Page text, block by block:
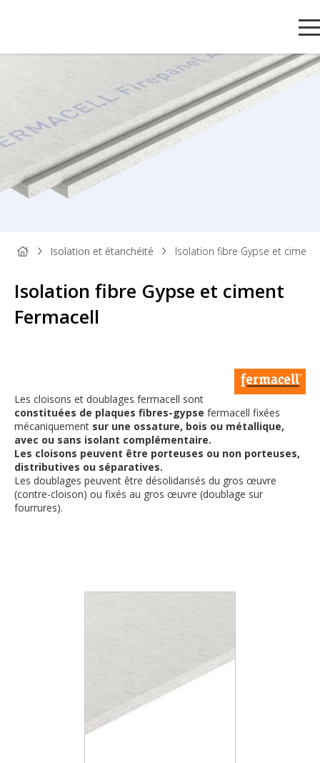
PANNEAU
BOIS
PANNEAU
DÉCORATIF
PARQUET
ET SOL
BOIS DE
MENUISERIE
Isolation et étanchéité Isolation fibre Gypse et ciment
Isolation fibre Gypse et ciment
Fermacell
Les cloisons et doublages fermacell sont
constituées de plaques fibres-gypse fermacell fixées
mécaniquement sur une ossature, bois ou métallique,
avec ou sans isolant complémentaire.
Les cloisons peuvent être porteuses ou non porteuses,
distributives ou séparatives.
Les doublages peuvent être désolidarisés du gros œuvre
(contre-cloison) ou fixés au gros œuvre (doublage sur
fourrures).